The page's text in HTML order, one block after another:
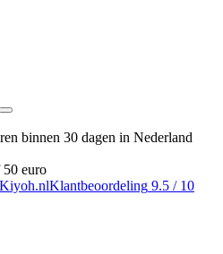
binnen 30 dagen in Nederland
50 euro
Klantbeoordeling 9.5 / 10